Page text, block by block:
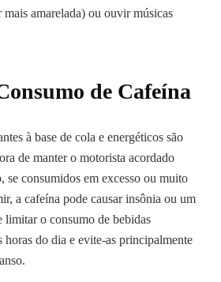
amarelada) ou ouvir músicas
de Cafeína
à base de cola e energéticos são
de manter o motorista acordado
se consumidos em excesso ou muito
a cafeína pode causar insônia ou um
limitar o consumo de bebidas
horas do dia e evite-as principalmente